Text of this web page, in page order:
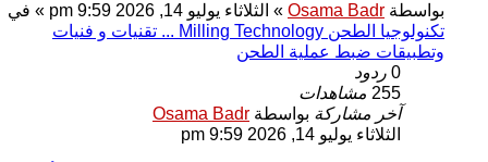
بواسطة Osama Badr » الثلاثاء يوليو 14, 2026 9:59 pm » في
تكنولوجيا الطحن Milling Technology ... تقنيات و فنيات
وتطبيقات ضبط عملية الطحن
0 ردود
255 مشاهدات
آخر مشاركة بواسطة Osama Badr
الثلاثاء يوليو 14, 2026 9:59 pm